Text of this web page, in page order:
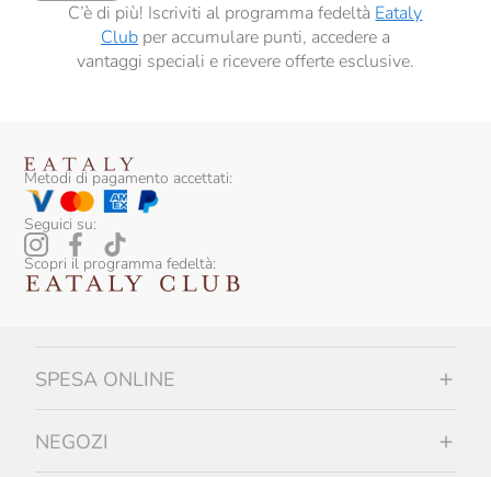
C’è di più! Iscriviti al programma fedeltà Eataly
Clubper accumulare punti, accedere a
vantaggi speciali e ricevere offerte esclusive.
Metodi di pagamento accettati:
Seguici su:
Scopri il programma fedeltà:
SPESA ONLINE
NEGOZI